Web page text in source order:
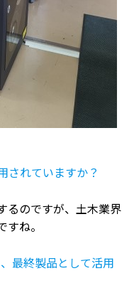
されていますか？
るのですが、土木業界
ね。
最終製品として活用